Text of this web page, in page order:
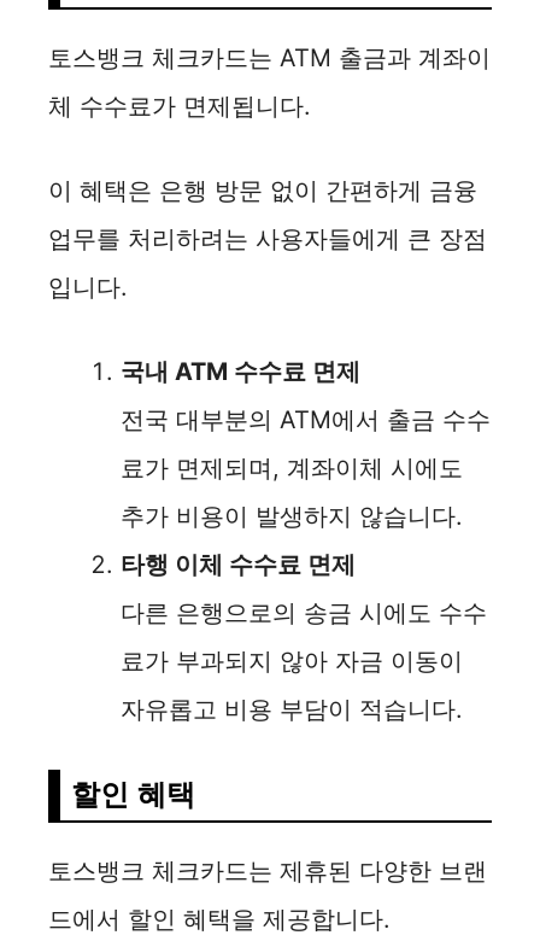
토스뱅크 체크카드는 ATM 출금과 계좌이
체 수수료가 면제됩니다.
이 혜택은 은행 방문 없이 간편하게 금융
업무를 처리하려는 사용자들에게 큰 장점
입니다.
국내 ATM 수수료 면제
전국 대부분의 ATM에서 출금 수수
료가 면제되며, 계좌이체 시에도
추가 비용이 발생하지 않습니다.
타행 이체 수수료 면제
다른 은행으로의 송금 시에도 수수
료가 부과되지 않아 자금 이동이
자유롭고 비용 부담이 적습니다.
할인 혜택
토스뱅크 체크카드는 제휴된 다양한 브랜
드에서 할인 혜택을 제공합니다.